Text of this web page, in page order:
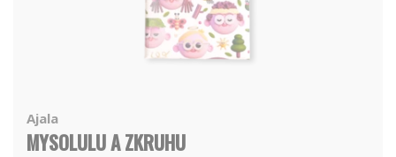
Ajala
MYSOLULU A ZKRUHU